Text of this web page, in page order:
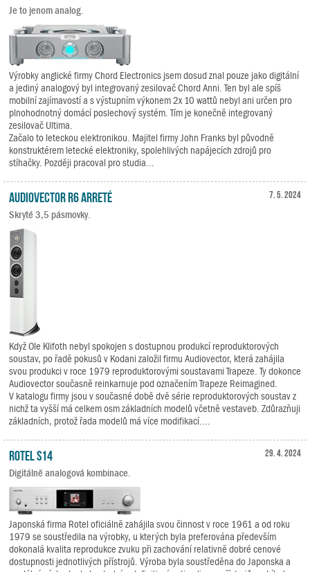
Je to jenom analog.
Výrobky anglické firmy Chord Electronics jsem dosud znal pouze jako digitální
a jediný analogový byl integrovaný zesilovač Chord Anni. Ten byl ale spíš
mobilní zajímavostí a s výstupním výkonem 2x 10 wattů nebyl ani určen pro
plnohodnotný domácí poslechový systém. Tím je konečně integrovaný
zesilovač Ultima.
Začalo to leteckou elektronikou. Majitel firmy John Franks byl původně
konstruktérem letecké elektroniky, spolehlivých napájecích zdrojů pro
stíhačky. Později pracoval pro studia...
7. 5. 2024
Audiovector R6 Arreté
Skryté 3,5 pásmovky.
Když Ole Klifoth nebyl spokojen s dostupnou produkcí reproduktorových
soustav, po řadě pokusů v Kodani založil firmu Audiovector, která zahájila
svou produkci v roce 1979 reproduktorovými soustavami Trapeze. Ty dokonce
Audiovector současně reinkarnuje pod označením Trapeze Reimagined.
V katalogu firmy jsou v současné době dvě série reproduktorových soustav z
nichž ta vyšší má celkem osm základních modelů včetně vestaveb. Zdůrazňuji
základních, protož řada modelů má více modifikací....
29. 4. 2024
Rotel S14
Digitálně analogová kombinace.
Japonská firma Rotel oficiálně zahájila svou činnost v roce 1961 a od roku
1979 se soustředila na výrobky, u kterých byla preferována především
dokonalá kvalita reprodukce zvuku při zachování relativně dobré cenové
dostupnosti jednotlivých přístrojů. Výroba byla soustředěna do Japonska a